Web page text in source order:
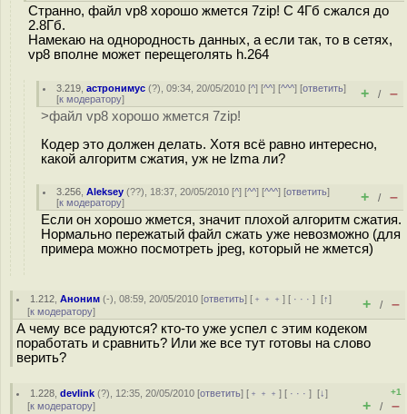
Странно, файл vp8 хорошо жмется 7zip! С 4Гб сжался до
2.8Гб.
Намекаю на однородность данных, а если так, то в сетях,
vp8 вполне может перещеголять h.264
3.219 ,астронимус (?), 09:34, 20/05/2010 [^] [^^] [^^^] [ответить]
[к модератору] + / –
>файл vp8 хорошо жмется 7zip!
Кодер это должен делать. Хотя всё равно интересно,
какой алгоритм сжатия, уж не lzma ли?
3.256 ,Aleksey (??), 18:37, 20/05/2010 [^] [^^] [^^^] [ответить]
[к модератору] + / –
Если он хорошо жмется, значит плохой алгоритм сжатия.
Нормально пережатый файл сжать уже невозможно (для
примера можно посмотреть jpeg, который не жмется)
1.212 ,Аноним (-), 08:59, 20/05/2010 [ответить] [ ﹢﹢﹢] [ · · ·][↑]
[к модератору] + / –
А чему все радуются? кто-то уже успел с этим кодеком
поработать и сравнить? Или же все тут готовы на слово
верить?
1.228 ,devlink (?), 12:35, 20/05/2010 [ответить] [ ﹢﹢﹢] [ · · ·][↓]
[к модератору]
+1
+ / –